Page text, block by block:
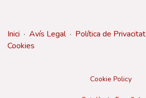
Inici · Avís Legal· Política de Privacitat
Cookies
Cookie Policy